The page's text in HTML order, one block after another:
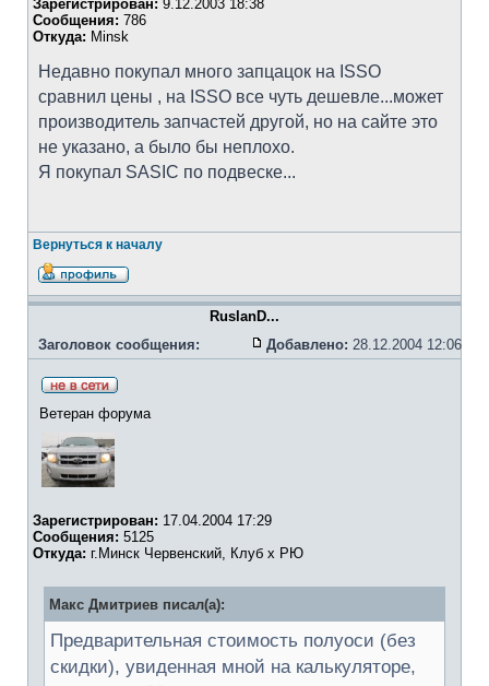
Зарегистрирован: 9.12.2003 18:38
Сообщения: 786
Откуда: Minsk
Недавно покупал много запцацок на ISSO
сравнил цены , на ISSO все чуть дeшевле...может
производитель запчастей другой, но на сайте это
не указано, а было бы неплохо.
Я покупал SASIC по подвеске...
Вернуться к началу
RuslanD...
Заголовок сообщения:
Добавлено: 28.12.2004 12:06
Ветеран форума
Зарегистрирован: 17.04.2004 17:29
Сообщения: 5125
Откуда: г.Минск Червенский, Клуб х РЮ
Макс Дмитриев писал(а):
Предварительная стоимость полуоси (без
скидки), увиденная мной на калькуляторе,